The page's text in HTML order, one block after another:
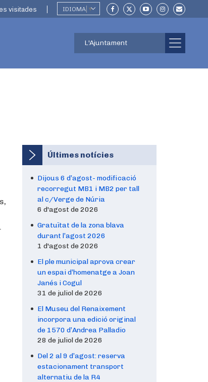
visitades IDIOMA ▼
L'Ajuntament
Últimes notícies
Dijous 6 d’agost- modificació
recorregut MB1 i MB2 per tall
al c/Verge de Núria
6 d'agost de 2026
Gratuïtat de la zona blava
durant l’agost 2026
1 d'agost de 2026
El ple municipal aprova crear
un espai d’homenatge a Joan
Janés i Cogul
31 de juliol de 2026
El Museu del Renaixement
incorpora una edició original
de 1570 d’Andrea Palladio
28 de juliol de 2026
Del 2 al 9 d’agost: reserva
estacionament transport
alternatiu de la R4